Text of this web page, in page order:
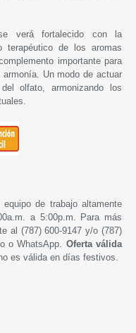
verá fortalecido con la
terapéutico de los aromas
importante para
Un modo de actuar
olfato, armonizando los
de trabajo altamente
a 5:00p.m. Para más
al (787) 600-9147 y/o (787)
o WhatsApp. Oferta válida
es válida en días festivos.